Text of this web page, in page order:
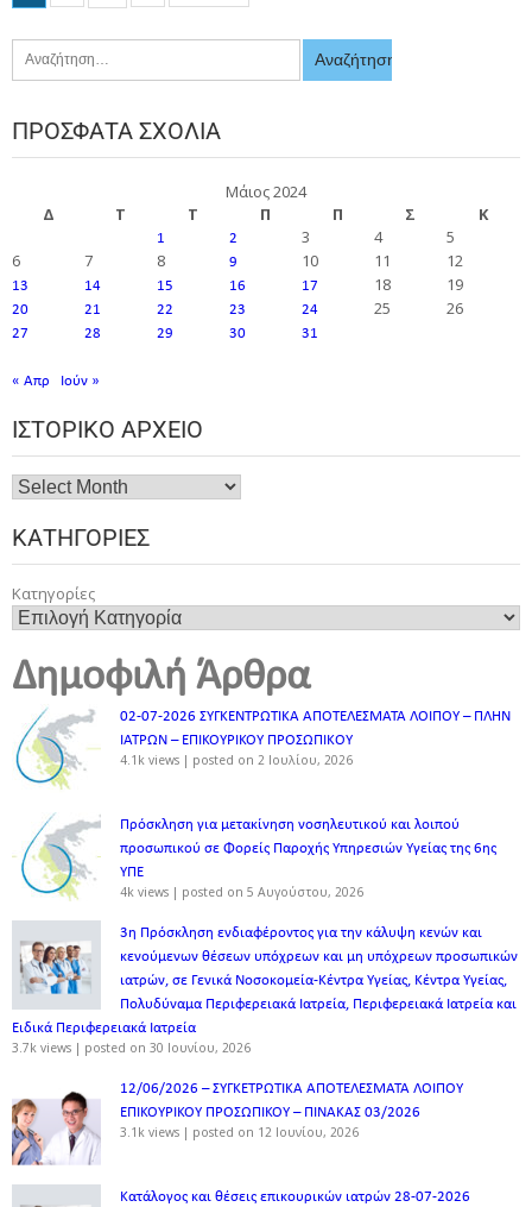
ΠΡΌΣΦΑΤΑ ΣΧΌΛΙΑ
Μάιος 2024
Δ
Τ Τ Π Π Σ Κ
1 2 3 4
5
6
7 8 9 10 11 12
13 14 15 16 17 18 19
20 21 22 23 24 25 26
27 28 29 30 31
« Απρ Ιούν »
ΙΣΤΟΡΙΚΌ ΑΡΧΕΊΟ
ΚΑΤΗΓΟΡΊΕΣ
Κατηγορίες
Δημοφιλή Άρθρα
02-07-2026 ΣΥΓΚΕΝΤΡΩΤΙΚΑ ΑΠΟΤΕΛΕΣΜΑΤΑ ΛΟΙΠΟΥ – ΠΛΗΝ
ΙΑΤΡΩΝ – ΕΠΙΚΟΥΡΙΚΟΥ ΠΡΟΣΩΠΙΚOY
4.1k views | posted on 2 Ιουλίου, 2026
Πρόσκληση για μετακίνηση νοσηλευτικού και λοιπού
προσωπικού σε Φορείς Παροχής Υπηρεσιών Υγείας της 6ης
ΥΠΕ
4k views | posted on 5 Αυγούστου, 2026
3η Πρόσκληση ενδιαφέροντος για την κάλυψη κενών και
κενούμενων θέσεων υπόχρεων και μη υπόχρεων προσωπικών
ιατρών, σε Γενικά Νοσοκομεία-Κέντρα Υγείας, Κέντρα Υγείας,
Πολυδύναμα Περιφερειακά Ιατρεία, Περιφερειακά Ιατρεία και
Ειδικά Περιφερειακά Ιατρεία
3.7k views | posted on 30 Ιουνίου, 2026
12/06/2026 – ΣΥΓΚΕΤΡΩΤΙΚΑ ΑΠΟΤΕΛΕΣΜΑΤΑ ΛΟΙΠΟΥ
ΕΠΙΚΟΥΡΙΚΟΥ ΠΡΟΣΩΠΙΚΟΥ – ΠΙΝΑΚΑΣ 03/2026
3.1k views | posted on 12 Ιουνίου, 2026
Κατάλογος και θέσεις επικουρικών ιατρών 28-07-2026